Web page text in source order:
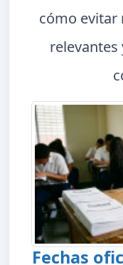
cómo evitar
relevantes
Fechas